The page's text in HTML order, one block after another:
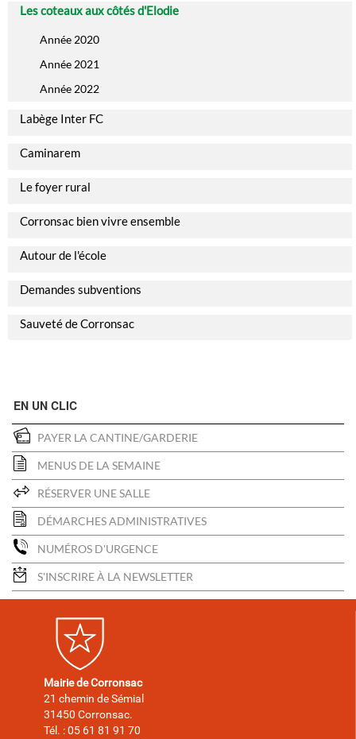
Les coteaux aux côtés d'Elodie
Année 2020
Année 2021
Année 2022
Labège Inter FC
Caminarem
Le foyer rural
Corronsac bien vivre ensemble
Autour de l'école
Demandes subventions
Sauveté de Corronsac
EN UN CLIC
PAYER LA CANTINE/GARDERIE
MENUS DE LA SEMAINE
RÉSERVER UNE SALLE
DÉMARCHES ADMINISTRATIVES
NUMÉROS D'URGENCE
S'INSCRIRE À LA NEWSLETTER
Mairie de Corronsac
21 chemin de Sémial
31450 Corronsac.
Tél. : 05 61 81 91 70